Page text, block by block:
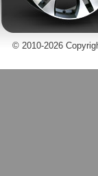
© 2010-2026